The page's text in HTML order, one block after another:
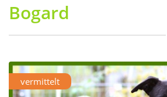
Bogard
vermittelt